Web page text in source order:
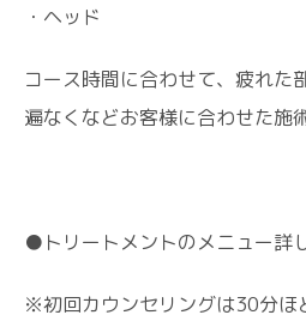
・ヘッド
コース時間に合わせて、疲れた
遍なくなどお客様に合わせた施
●トリートメントのメニュー詳
※初回カウンセリングは30分ほ